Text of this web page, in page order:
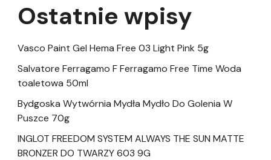
Ostatnie wpisy
Vasco Paint Gel Hema Free 03 Light Pink 5g
Salvatore Ferragamo F Ferragamo Free Time Woda
toaletowa 50ml
Bydgoska Wytwórnia Mydła Mydło Do Golenia W
Puszce 70g
INGLOT FREEDOM SYSTEM ALWAYS THE SUN MATTE
BRONZER DO TWARZY 603 9G